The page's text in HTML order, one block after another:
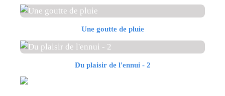
Une goutte de pluie
Du plaisir de l'ennui - 2